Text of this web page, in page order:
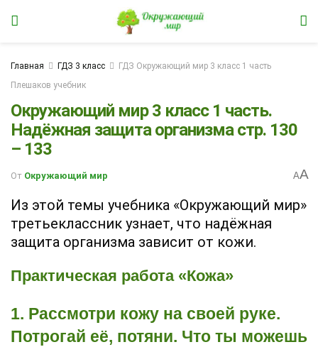
Главная ГДЗ 3 класс
ГДЗ Окружающий мир 3 класс 1 часть
Плешаков учебник
Окружающий мир 3 класс 1 часть.
Надёжная защита организма стр. 130
– 133
От Окружающий мир AA
Из этой темы учебника «Окружающий мир»
третьеклассник узнает, что надёжная
защита организма зависит от кожи.
Практическая работа «Кожа»
1. Рассмотри кожу на своей руке.
Потрогай её, потяни. Что ты можешь